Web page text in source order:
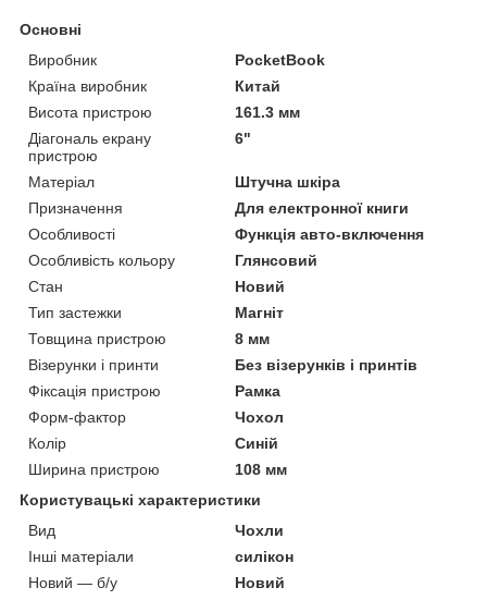
Основні
Виробник
PocketBook
Країна виробник
Китай
Висота пристрою
161.3 мм
Діагональ екрану
пристрою
6"
Матеріал
Штучна шкіра
Призначення
Для електронної книги
Особливості
Функція авто-включення
Особливість кольору
Глянсовий
Стан
Новий
Тип застежки
Магніт
Товщина пристрою
8 мм
Візерунки і принти
Без візерунків і принтів
Фіксація пристрою
Рамка
Форм-фактор
Чохол
Колір
Синій
Ширина пристрою
108 мм
Користувацькі характеристики
Вид
Чохли
Інші матеріали
силікон
Новий — б/у
Новий